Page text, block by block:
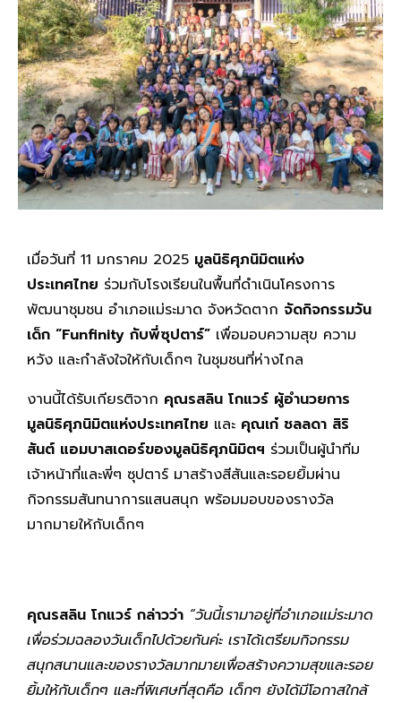
เมื่อวันที่ 11 มกราคม 2025 มูลนิธิศุภนิมิตแห่ง
ประเทศไทย ร่วมกับโรงเรียนในพื้นที่ดำเนินโครงการ
พัฒนาชุมชน อำเภอแม่ระมาด จังหวัดตาก จัดกิจกรรมวัน
เด็ก “Funfinity กับพี่ซุปตาร์” เพื่อมอบความสุข ความ
หวัง และกำลังใจให้กับเด็กๆ ในชุมชนที่ห่างไกล
งานนี้ได้รับเกียรติจาก คุณรสลิน โกแวร์ ผู้อำนวยการ
มูลนิธิศุภนิมิตแห่งประเทศไทย และ คุณเก๋ ชลลดา สิริ
สันต์ แอมบาสเดอร์ของมูลนิธิศุภนิมิตฯ ร่วมเป็นผู้นำทีม
เจ้าหน้าที่และพี่ๆ ซุปตาร์ มาสร้างสีสันและรอยยิ้มผ่าน
กิจกรรมสันทนาการแสนสนุก พร้อมมอบของรางวัล
มากมายให้กับเด็กๆ
คุณรสลิน โกแวร์ กล่าวว่า “วันนี้เรามาอยู่ที่อำเภอแม่ระมาด
เพื่อร่วมฉลองวันเด็กไปด้วยกันค่ะ เราได้เตรียมกิจกรรม
สนุกสนานและของรางวัลมากมายเพื่อสร้างความสุขและรอย
ยิ้มให้กับเด็กๆ และที่พิเศษที่สุดคือ เด็กๆ ยังได้มีโอกาสใกล้